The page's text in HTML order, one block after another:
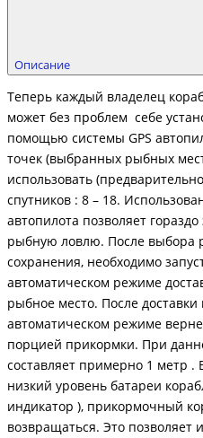
Описание
Теперь каждый владелец
может без проблем себе
помощью системы GPS
точек (выбранных рыбных
использовать
спутников : 8 – 18.
автопилота позволяет
рыбную ловлю. После выбора
сохранения, необходимо
автоматическом режиме
рыбное место. После
автоматическом режиме
порцией прикормки. При
составляет примерно 1 метр .
низкий уровень батареи
индикатор ), прикормочный
возвращаться. Это позволяет